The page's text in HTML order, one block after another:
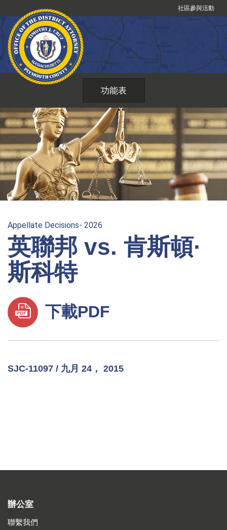
到
內
社區參與活動
功能表
Appellate Decisions- 2026
英聯邦 vs. 肯斯頓·
斯科特
下載PDF
SJC-11097 / 九月 24， 2015
辦公室
聯繫我們